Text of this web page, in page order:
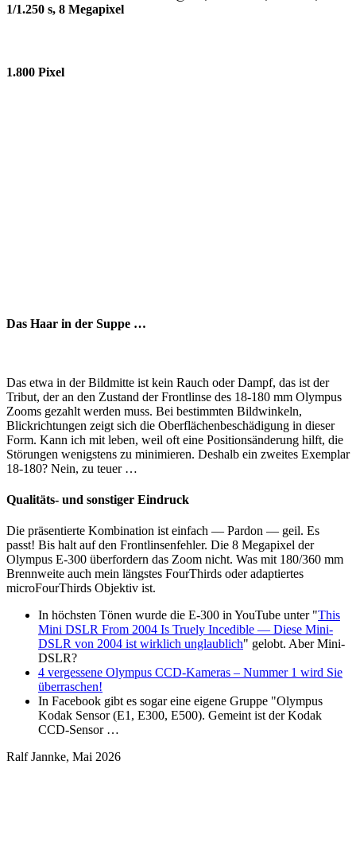
1/1.250 s, 8 Megapixel
1.800 Pixel
Das Haar in der Suppe …
Das etwa in der Bildmitte ist kein Rauch oder Dampf, das ist der
Tribut, der an den Zustand der Frontlinse des 18-180 mm Olympus
Zooms gezahlt werden muss. Bei bestimmten Bildwinkeln,
Blickrichtungen zeigt sich die Oberflächenbeschädigung in dieser
Form. Kann ich mit leben, weil oft eine Positionsänderung hilft, die
Störungen wenigstens zu minimieren. Deshalb ein zweites Exemplar
18-180? Nein, zu teuer …
Qualitäts- und sonstiger Eindruck
Die präsentierte Kombination ist einfach — Pardon — geil. Es
passt! Bis halt auf den Frontlinsenfehler. Die 8 Megapixel der
Olympus E-300 überfordern das Zoom nicht. Was mit 180/360 mm
Brennweite auch mein längstes FourThirds oder adaptiertes
microFourThirds Objektiv ist.
In höchsten Tönen wurde die E-300 in YouTube unter "This
Mini DSLR From 2004 Is Truely Incedible — Diese Mini-
DSLR von 2004 ist wirklich unglaublich" gelobt. Aber Mini-
DSLR?
4 vergessene Olympus CCD-Kameras – Nummer 1 wird Sie
überraschen!
In Facebook gibt es sogar eine eigene Gruppe "Olympus
Kodak Sensor (E1, E300, E500). Gemeint ist der Kodak
CCD-Sensor …
Ralf Jannke, Mai 2026